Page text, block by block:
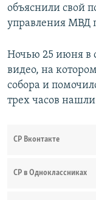
объяснили свой
управления МВД
Ночью 25 июня в
видео, на
собора и
трех часов
СР Вконтакте
СР в Одноклассниках